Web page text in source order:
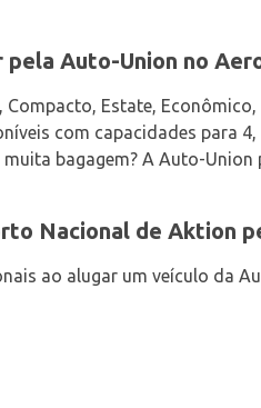
Auto-Union no
Estate,
com capacidades para
bagagem? A Auto-
Nacional de Aktion
ao alugar um veículo da